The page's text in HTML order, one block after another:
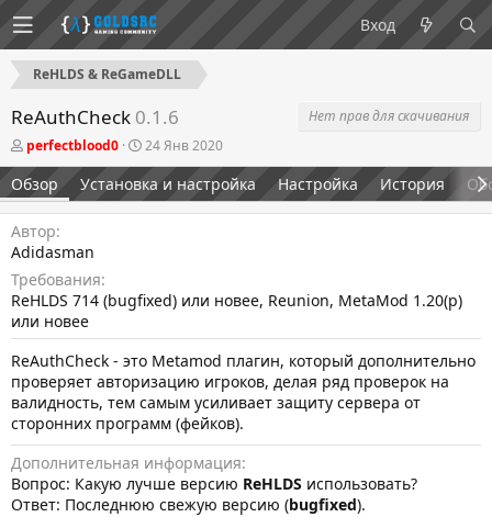
Вход
ReHLDS & ReGameDLL
ReAuthCheck 0.1.6
Нет прав для скачивания
А
т
о
р
perfectblood0
Д
т
а
с
н
я
24 Янв 2020
Обзор Установка и настройка Настройка История
Автор
Adidasman
Требования
ReHLDS 714 (bugfixed) или новее, Reunion, MetaMod 1.20(p)
или новее
ReAuthCheck - это Metamod плагин, который дополнительно
проверяет авторизацию игроков, делая ряд проверок на
валидность, тем самым усиливает защиту сервера от
сторонних программ (фейков).
Дополнительная информация
Вопрос: Какую лучше версию ReHLDS использовать?
Ответ: Последнюю свежую версию (bugfixed).